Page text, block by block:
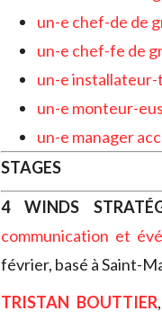
un-e chef-de de
un-e chef-fe de
un-e
un-e monteur-
un-e manager
STAGES
4 WINDS
communication et
février, basé à Saint-
TRISTAN BOUTTIER